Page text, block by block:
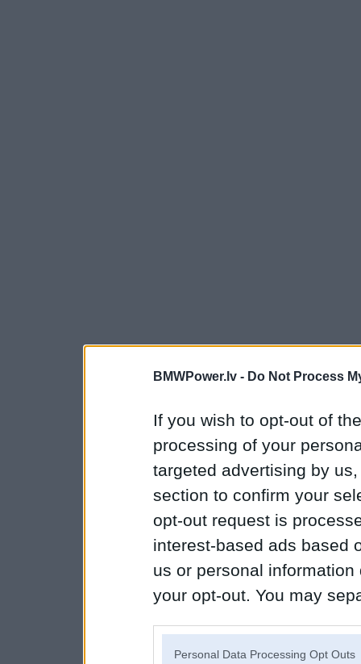
BMWPower.lv - Do Not Process
If you wish to opt-out of
processing of your
targeted advertising by
section to confirm your
opt-out request is
interest-based ads based
us or personal
your opt-out. You may
Personal Data Processing Opt Outs